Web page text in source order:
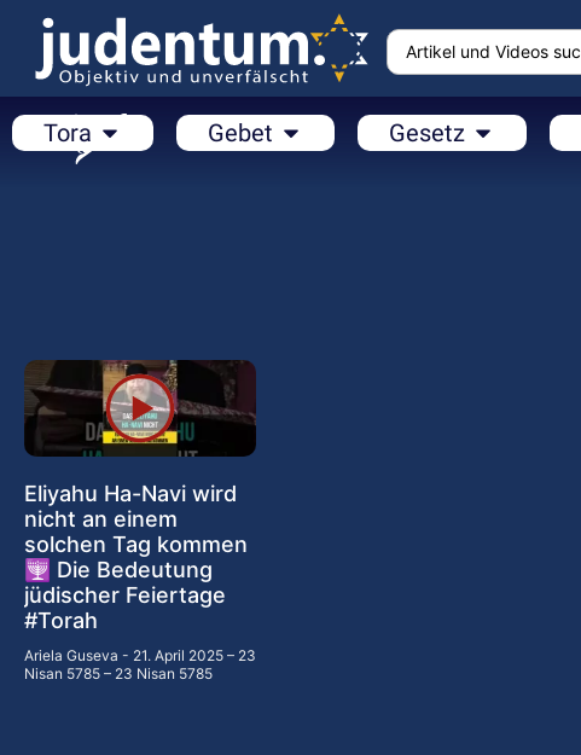
Tora Gebet Gesetz
Eliyahu Ha-Navi wird
nicht an einem
solchen Tag kommen
🕎 Die Bedeutung
jüdischer Feiertage
#Torah
Ariela Guseva
21. April 2025 – 23
Nisan 5785 – 23 Nisan 5785